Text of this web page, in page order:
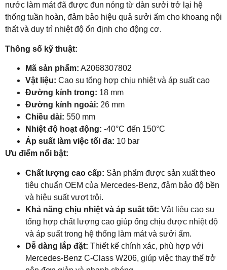
nước làm mát đã được đun nóng từ dàn sưởi trở lại hệ
thống tuần hoàn, đảm bảo hiệu quả sưởi ấm cho khoang nội
thất và duy trì nhiệt độ ổn định cho động cơ.
Thông số kỹ thuật:
Mã sản phẩm: A2068307802
Vật liệu: Cao su tổng hợp chịu nhiệt và áp suất cao
Đường kính trong: 18 mm
Đường kính ngoài: 26 mm
Chiều dài: 550 mm
Nhiệt độ hoạt động: -40°C đến 150°C
Áp suất làm việc tối đa: 10 bar
Ưu điểm nổi bật:
Chất lượng cao cấp: Sản phẩm được sản xuất theo
tiêu chuẩn OEM của Mercedes-Benz, đảm bảo độ bền
và hiệu suất vượt trội.
Khả năng chịu nhiệt và áp suất tốt: Vật liệu cao su
tổng hợp chất lượng cao giúp ống chịu được nhiệt độ
và áp suất trong hệ thống làm mát và sưởi ấm.
Dễ dàng lắp đặt: Thiết kế chính xác, phù hợp với
Mercedes-Benz C-Class W206, giúp việc thay thế trở